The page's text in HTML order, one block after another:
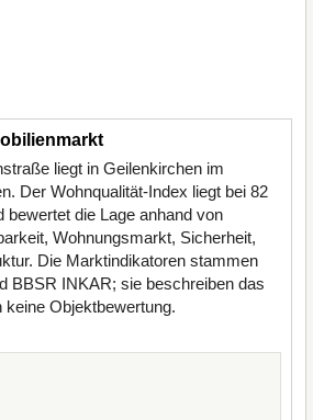
liegt in Geilenkirchen im
Der Wohnqualität-Index liegt bei 82
bewertet die Lage anhand von
Wohnungsmarkt, Sicherheit,
Die Marktindikatoren stammen
BBSR INKAR; sie beschreiben das
Objektbewertung.